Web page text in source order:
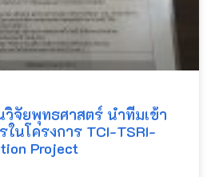
จัยพุทธศาสตร์ นำทีมเข้า
นโครงการ TCI-TSRI-
Project